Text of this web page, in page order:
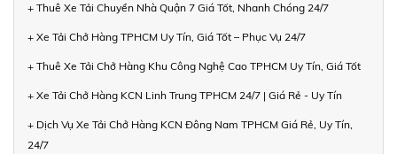
+ Thuê Xe Tải Chuyển Nhà Quận 7 Giá Tốt, Nhanh Chóng 24/7
+ Xe Tải Chở Hàng TPHCM Uy Tín, Giá Tốt – Phục Vụ 24/7
+ Thuê Xe Tải Chở Hàng Khu Công Nghệ Cao TPHCM Uy Tín, Giá Tốt
+ Xe Tải Chở Hàng KCN Linh Trung TPHCM 24/7 | Giá Rẻ - Uy Tín
+ Dịch Vụ Xe Tải Chở Hàng KCN Đông Nam TPHCM Giá Rẻ, Uy Tín,
24/7